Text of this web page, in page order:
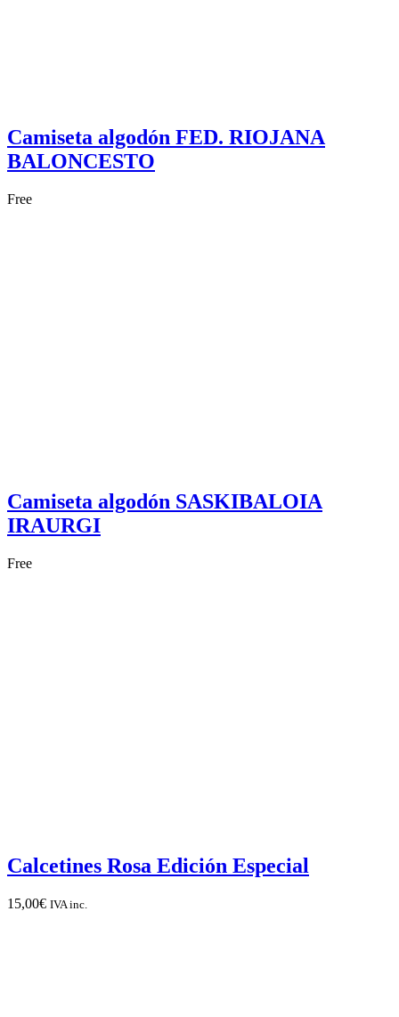
Camiseta algodón FED. RIOJANA
BALONCESTO
Free
Camiseta algodón SASKIBALOIA
IRAURGI
Free
Calcetines Rosa Edición Especial
15,00€ IVA inc.